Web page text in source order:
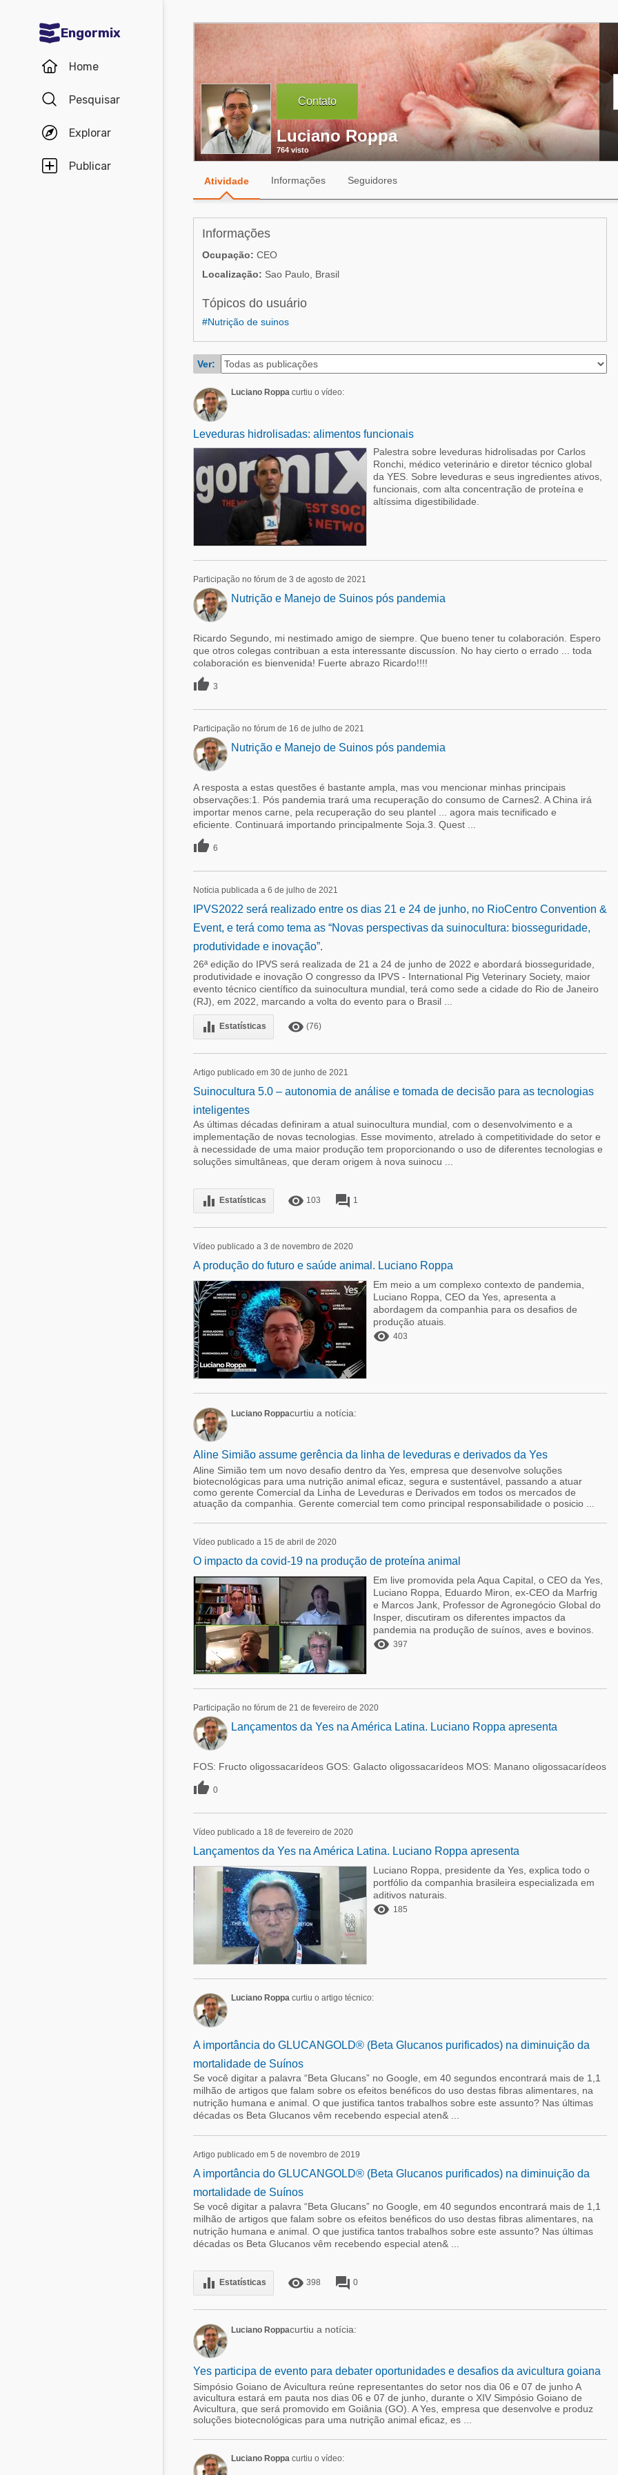
Engormix
Home
Pesquisar
Explorar
Publicar
Comunidades em Português
Avicultura
Suinocultura
Pecuária de corte
Pecuária de leite
Comunidades em Inglês
Acuacultura
Micotoxinas
Avicultura
Suinocultura
Pecuária de leite
Alimentos - Rações
Comunidades em Espanhol
Alimentos - Rações
Avicultura
Pecuária de corte
Pecuária de leite
Micotoxinas
Suinocultura
Mascotas
Contato
Luciano Roppa
764 visto
Atividade Informações Seguidores
Informações
Ocupação: CEO
Localização: Sao Paulo, Brasil
Tópicos do usuário
#Nutrição de suinos
Ver:
Luciano Roppacurtiu o vídeo:
Leveduras hidrolisadas: alimentos funcionais
Palestra sobre leveduras hidrolisadas por Carlos
Ronchi, médico veterinário e diretor técnico global
da YES. Sobre leveduras e seus ingredientes ativos,
funcionais, com alta concentração de proteína e
altíssima digestibilidade.
Participação no fórum de 3 de agosto de 2021
Nutrição e Manejo de Suinos pós pandemia
Ricardo Segundo, mi nestimado amigo de siempre. Que bueno tener tu colaboración. Espero
que otros colegas contribuan a esta interessante discussíon. No hay cierto o errado ... toda
colaboración es bienvenida! Fuerte abrazo Ricardo!!!!
 3
Participação no fórum de 16 de julho de 2021
Nutrição e Manejo de Suinos pós pandemia
A resposta a estas questões é bastante ampla, mas vou mencionar minhas principais
observações:1. Pós pandemia trará uma recuperação do consumo de Carnes2. A China irá
importar menos carne, pela recuperação do seu plantel ... agora mais tecnificado e
eficiente. Continuará importando principalmente Soja.3. Quest ...
 6
Notícia publicada a 6 de julho de 2021
IPVS2022 será realizado entre os dias 21 e 24 de junho, no RioCentro Convention &
Event, e terá como tema as “Novas perspectivas da suinocultura: biosseguridade,
produtividade e inovação”.
26ª edição do IPVS será realizada de 21 a 24 de junho de 2022 e abordará biosseguridade,
produtividade e inovação O congresso da IPVS - International Pig Veterinary Society, maior
evento técnico científico da suinocultura mundial, terá como sede a cidade do Rio de Janeiro
(RJ), em 2022, marcando a volta do evento para o Brasil ...
equalizer Estatísticas remove_red_eye (76)
Artigo publicado em 30 de junho de 2021
Suinocultura 5.0 – autonomia de análise e tomada de decisão para as tecnologias
inteligentes
As últimas décadas definiram a atual suinocultura mundial, com o desenvolvimento e a
implementação de novas tecnologias. Esse movimento, atrelado à competitividade do setor e
à necessidade de uma maior produção tem proporcionando o uso de diferentes tecnologias e
soluções simultâneas, que deram origem à nova suinocu ...
equalizer Estatísticas remove_red_eye 103 forum 1
Vídeo publicado a 3 de novembro de 2020
A produção do futuro e saúde animal. Luciano Roppa
Em meio a um complexo contexto de pandemia,
Luciano Roppa, CEO da Yes, apresenta a
abordagem da companhia para os desafios de
produção atuais.
 403
Luciano Roppacurtiu a notícia:
Aline Simião assume gerência da linha de leveduras e derivados da Yes
Aline Simião tem um novo desafio dentro da Yes, empresa que desenvolve soluções
biotecnológicas para uma nutrição animal eficaz, segura e sustentável, passando a atuar
como gerente Comercial da Linha de Leveduras e Derivados em todos os mercados de
atuação da companhia. Gerente comercial tem como principal responsabilidade o posicio ...
Vídeo publicado a 15 de abril de 2020
O impacto da covid-19 na produção de proteína animal
Em live promovida pela Aqua Capital, o CEO da Yes,
Luciano Roppa, Eduardo Miron, ex-CEO da Marfrig
e Marcos Jank, Professor de Agronegócio Global do
Insper, discutiram os diferentes impactos da
pandemia na produção de suínos, aves e bovinos.
 397
Participação no fórum de 21 de fevereiro de 2020
Lançamentos da Yes na América Latina. Luciano Roppa apresenta
FOS: Fructo oligossacarídeos GOS: Galacto oligossacarídeos MOS: Manano oligossacarídeos
 0
Vídeo publicado a 18 de fevereiro de 2020
Lançamentos da Yes na América Latina. Luciano Roppa apresenta
Luciano Roppa, presidente da Yes, explica todo o
portfólio da companhia brasileira especializada em
aditivos naturais.
 185
Luciano Roppacurtiu o artigo técnico:
A importância do GLUCANGOLD® (Beta Glucanos purificados) na diminuição da
mortalidade de Suínos
Se você digitar a palavra “Beta Glucans” no Google, em 40 segundos encontrará mais de 1,1
milhão de artigos que falam sobre os efeitos benéficos do uso destas fibras alimentares, na
nutrição humana e animal. O que justifica tantos trabalhos sobre este assunto? Nas últimas
décadas os Beta Glucanos vêm recebendo especial aten& ...
Artigo publicado em 5 de novembro de 2019
A importância do GLUCANGOLD® (Beta Glucanos purificados) na diminuição da
mortalidade de Suínos
Se você digitar a palavra “Beta Glucans” no Google, em 40 segundos encontrará mais de 1,1
milhão de artigos que falam sobre os efeitos benéficos do uso destas fibras alimentares, na
nutrição humana e animal. O que justifica tantos trabalhos sobre este assunto? Nas últimas
décadas os Beta Glucanos vêm recebendo especial aten& ...
equalizer Estatísticas remove_red_eye 398 forum 0
Luciano Roppacurtiu a notícia:
Yes participa de evento para debater oportunidades e desafios da avicultura goiana
Simpósio Goiano de Avicultura reúne representantes do setor nos dia 06 e 07 de junho A
avicultura estará em pauta nos dias 06 e 07 de junho, durante o XIV Simpósio Goiano de
Avicultura, que será promovido em Goiânia (GO). A Yes, empresa que desenvolve e produz
soluções biotecnológicas para uma nutrição animal eficaz, es ...
Luciano Roppacurtiu o vídeo: